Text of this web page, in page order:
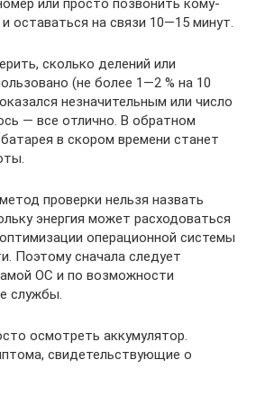
или просто позвонить кому-
оставаться на связи 10—15 минут.
сколько делений или
(не более 1—2 % на 10
незначительным или число
— все отлично. В обратном
в скором времени станет
проверки нельзя назвать
энергия может расходоваться
операционной системы
Поэтому сначала следует
ОС и по возможности
службы.
осмотреть аккумулятор.
свидетельствующие о